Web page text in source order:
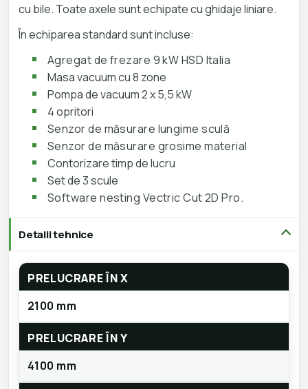
cu bile. Toate axele sunt echipate cu ghidaje liniare.
În echiparea standard sunt incluse:
Agregat de frezare 9 kW HSD Italia
Masa vacuum cu 8 zone
Pompa de vacuum 2 x 5,5 kW
4 opritori
Senzor de măsurare lungime sculă
Senzor de măsurare grosime material
Contorizare timp de lucru
Set de 3 scule
Software nesting Vectric Cut 2D Pro.
Detalii tehnice
PRELUCRARE ÎN X
2100 mm
PRELUCRARE ÎN Y
4100 mm